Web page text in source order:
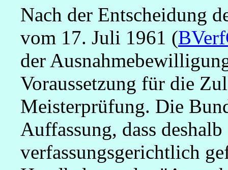
Nach der Entscheidung
vom 17. Juli 1961 (
der
Voraussetzung für die
Meisterprüfung. Die
Auffassung, dass
verfassungsgerichtlich